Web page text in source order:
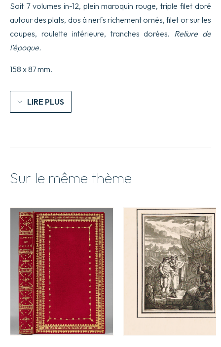
Nouvelle
édition
revue
&
corrigée,
où
a
sous
le
Soit 7 volumes in-12, plein maroquin rouge, triple filet doré
autour des plats, dos à nerfs richement ornés, filet or sur les
coupes, roulette intérieure, tranches dorées. Reliure de
l’époque.
158 x 87 mm.
LIRE PLUS
Sur le même thème